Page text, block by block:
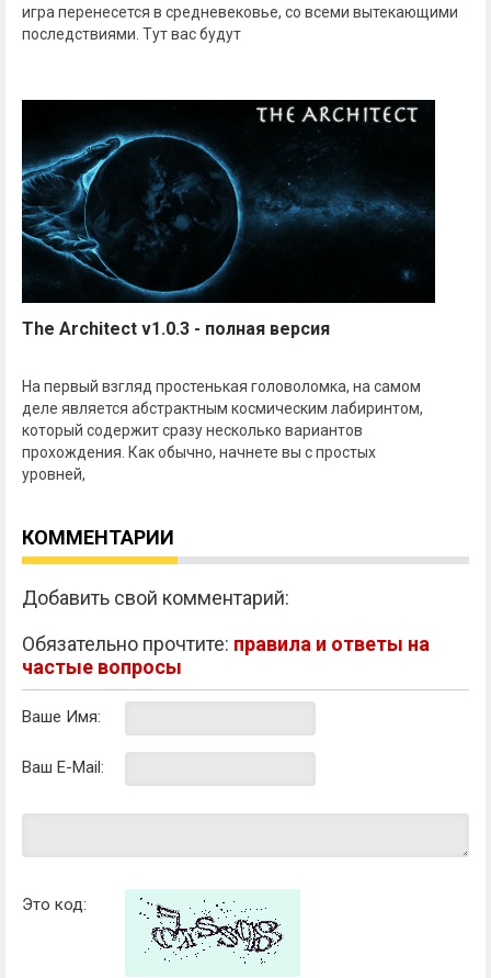
игра перенесется в средневековье, со всеми вытекающими
последствиями. Тут вас будут
The Architect v1.0.3 - полная версия
На первый взгляд простенькая головоломка, на самом
деле является абстрактным космическим лабиринтом,
который содержит сразу несколько вариантов
прохождения. Как обычно, начнете вы с простых
уровней,
КОММЕНТАРИИ
Добавить свой комментарий:
Обязательно прочтите: правила и ответы на
частые вопросы
Ваше Имя:
Ваш E-Mail:
Это код: